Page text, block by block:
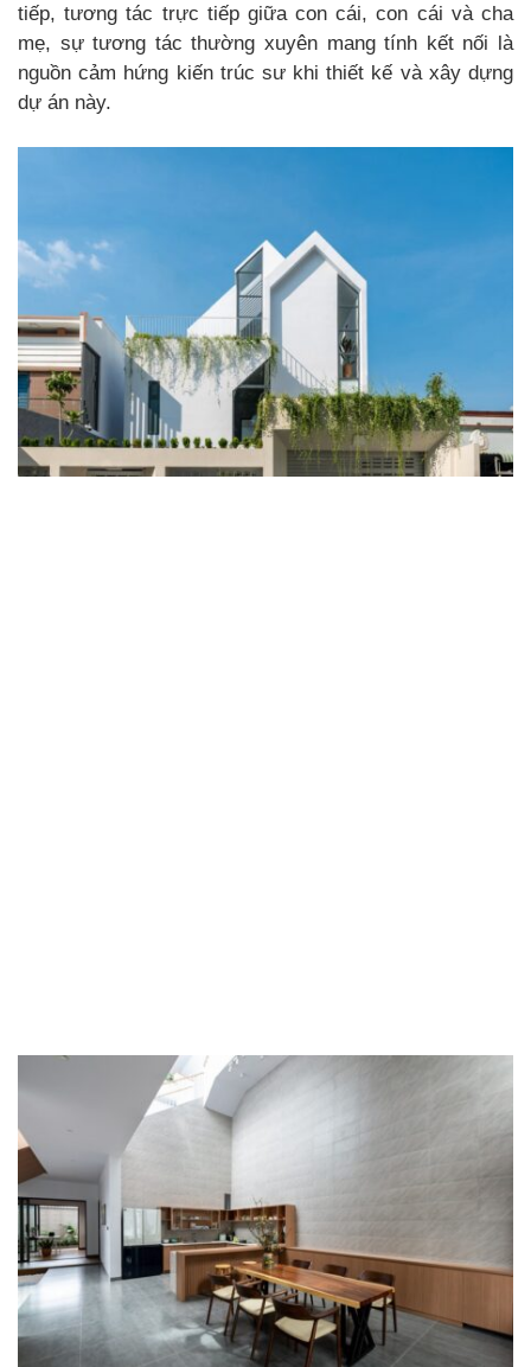
tiếp, tương tác trực tiếp giữa con cái, con cái và cha
mẹ, sự tương tác thường xuyên mang tính kết nối là
nguồn cảm hứng kiến trúc sư khi thiết kế và xây dựng
dự án này.